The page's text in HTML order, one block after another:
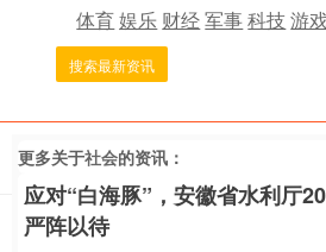
体育娱乐 财经军事科技游
搜索最新资讯
更多关于社会的资讯：
应对“白海豚”，安徽省水利厅
严阵以待